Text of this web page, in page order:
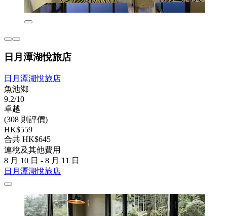
日月潭湖悅旅店
日月潭湖悅旅店
魚池鄉
9.2/10
卓越
(308 則評價)
HK$559
合共 HK$645
連稅及其他費用
8 月 10 日 - 8 月 11 日
日月潭湖悅旅店